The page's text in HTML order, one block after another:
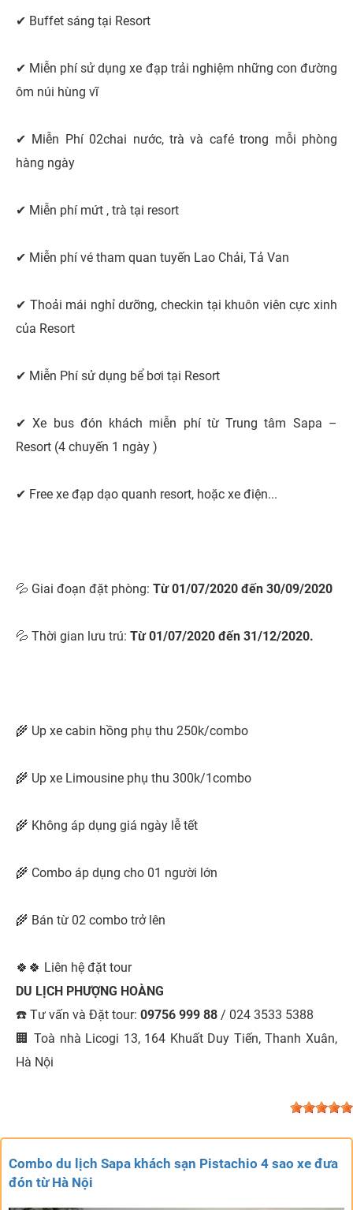
✔ Buffet sáng tại Resort
✔ Miễn phí sử dụng xe đạp trải nghiệm những con đường
ôm núi hùng vĩ
✔ Miễn Phí 02chai nước, trà và café trong mỗi phòng
hàng ngày
✔ Miễn phí mứt , trà tại resort
✔ Miễn phí vé tham quan tuyến Lao Chải, Tả Van
✔ Thoải mái nghỉ dưỡng, checkin tại khuôn viên cực xinh
của Resort
✔ Miễn Phí sử dụng bể bơi tại Resort
✔ Xe bus đón khách miễn phí từ Trung tâm Sapa –
Resort (4 chuyến 1 ngày )
✔ Free xe đạp dạo quanh resort, hoặc xe điện...
💦 Giai đoạn đặt phòng: Từ 01/07/2020 đến 30/09/2020
💦 Thời gian lưu trú: Từ 01/07/2020 đến 31/12/2020.
🌾 Up xe cabin hồng phụ thu 250k/combo
🌾 Up xe Limousine phụ thu 300k/1combo
🌾 Không áp dụng giá ngày lễ tết
🌾 Combo áp dụng cho 01 người lớn
🌾 Bán từ 02 combo trở lên
🍀🍀 Liên hệ đặt tour
DU LỊCH PHƯỢNG HOÀNG
☎️ Tư vấn và Đặt tour: 09756 999 88 / 024 3533 5388
🏢 Toà nhà Licogi 13, 164 Khuất Duy Tiến, Thanh Xuân,
Hà Nội
Combo du lịch Sapa khách sạn Pistachio 4 sao xe đưa
đón từ Hà Nội